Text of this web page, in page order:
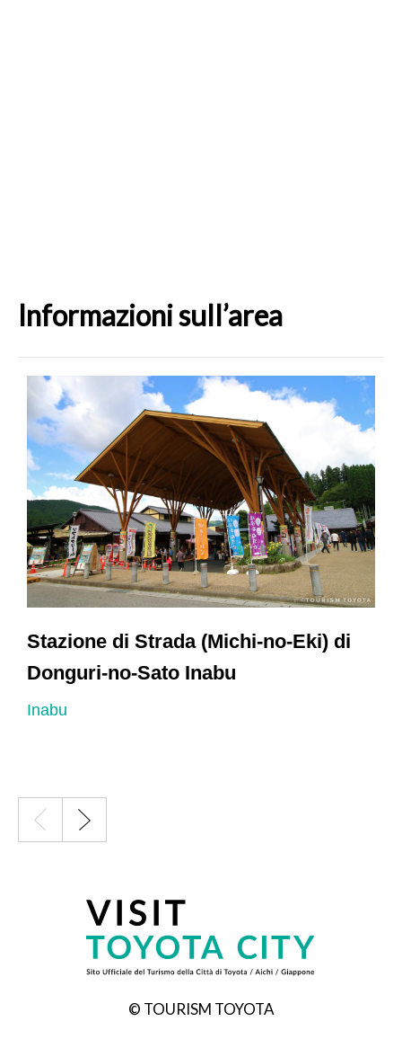
Informazioni sull’area
Stazione di Strada (Michi-no-Eki) di
Donguri-no-Sato Inabu
Inabu
© TOURISM TOYOTA